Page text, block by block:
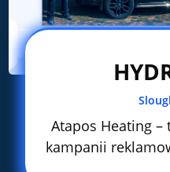
Atapos Heating
kampanii